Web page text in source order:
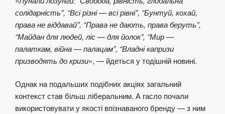
солідарність”, “Всі різні — всі рівні”, “Бунтуй, кохай,
права не віддавай”, “Права не дають, права беруть”,
“Майдан для людей, ліс — для йолок”, “Мир —
палаткам, війна — палацам”, “Владні капризи
призводять до кризи», — йдеться у тодішній новині.
Однак на подальших подібних акціях загальний
контекст став більш ліберальним. А гасло почали
використовувати у якості впізнаваного бренду — з ним